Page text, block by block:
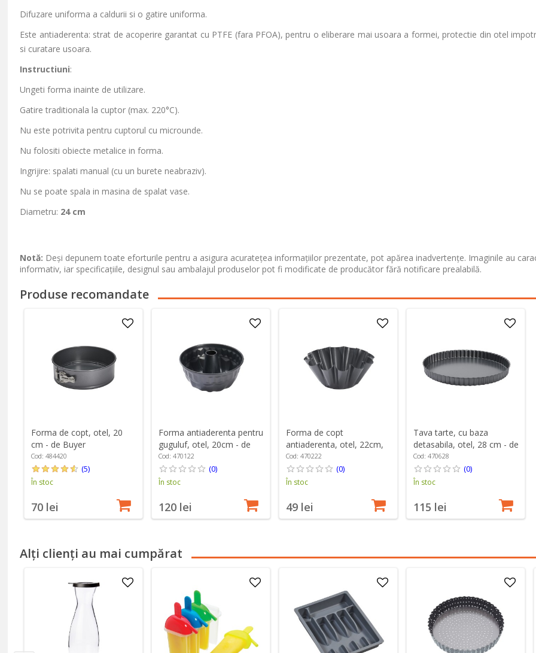
Difuzare uniforma a caldurii si o gatire uniforma.
Este antiaderenta: strat de acoperire garantat cu PTFE (fara PFOA), pentru o eliberare mai usoara a formei, protectie din otel
si curatare usoara.
Instructiuni:
Ungeti forma inainte de utilizare.
Gatire traditionala la cuptor (max. 220°C).
Nu este potrivita pentru cuptorul cu microunde.
Nu folositi obiecte metalice in forma.
Ingrijire: spalati manual (cu un burete neabraziv).
Nu se poate spala in masina de spalat vase.
Diametru: 24 cm
Notă: Deși depunem toate eforturile pentru a asigura acuratețea informațiilor prezentate, pot apărea inadvertențe. Imaginile au
informativ, iar specificațiile, designul sau ambalajul produselor pot fi modificate de producător fără notificare prealabilă.
Produse recomandate
Forma de copt, otel, 20
cm - de Buyer
Cod: 484420
(5)
În stoc
70 lei
Forma antiaderenta pentru
guguluf, otel, 20cm - de
Buyer
Cod: 470122
(0)
În stoc
120 lei
Forma de copt
antiaderenta, otel, 22cm,
"Brioche" - de Buyer
Cod: 470222
(0)
În stoc
49 lei
Tava tarte, cu baza
detasabila, otel, 28 cm - de
Buyer
Cod: 470628
(0)
În stoc
115 lei
Alți clienți au mai cumpărat